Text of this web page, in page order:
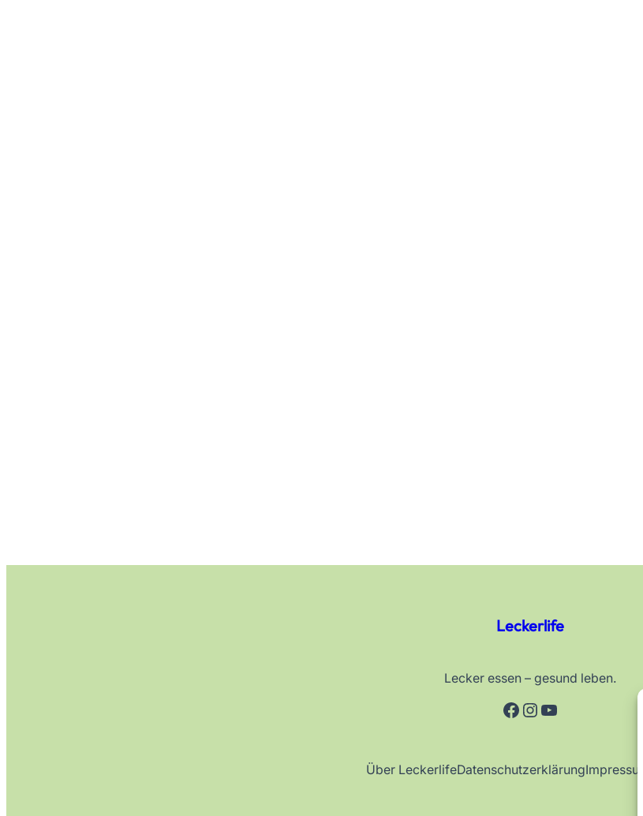
Leckerlife
Lecker essen – gesund leben.
Facebook
Instagram
YouTube
Über LeckerlifeDatenschutzerklärungImpressum